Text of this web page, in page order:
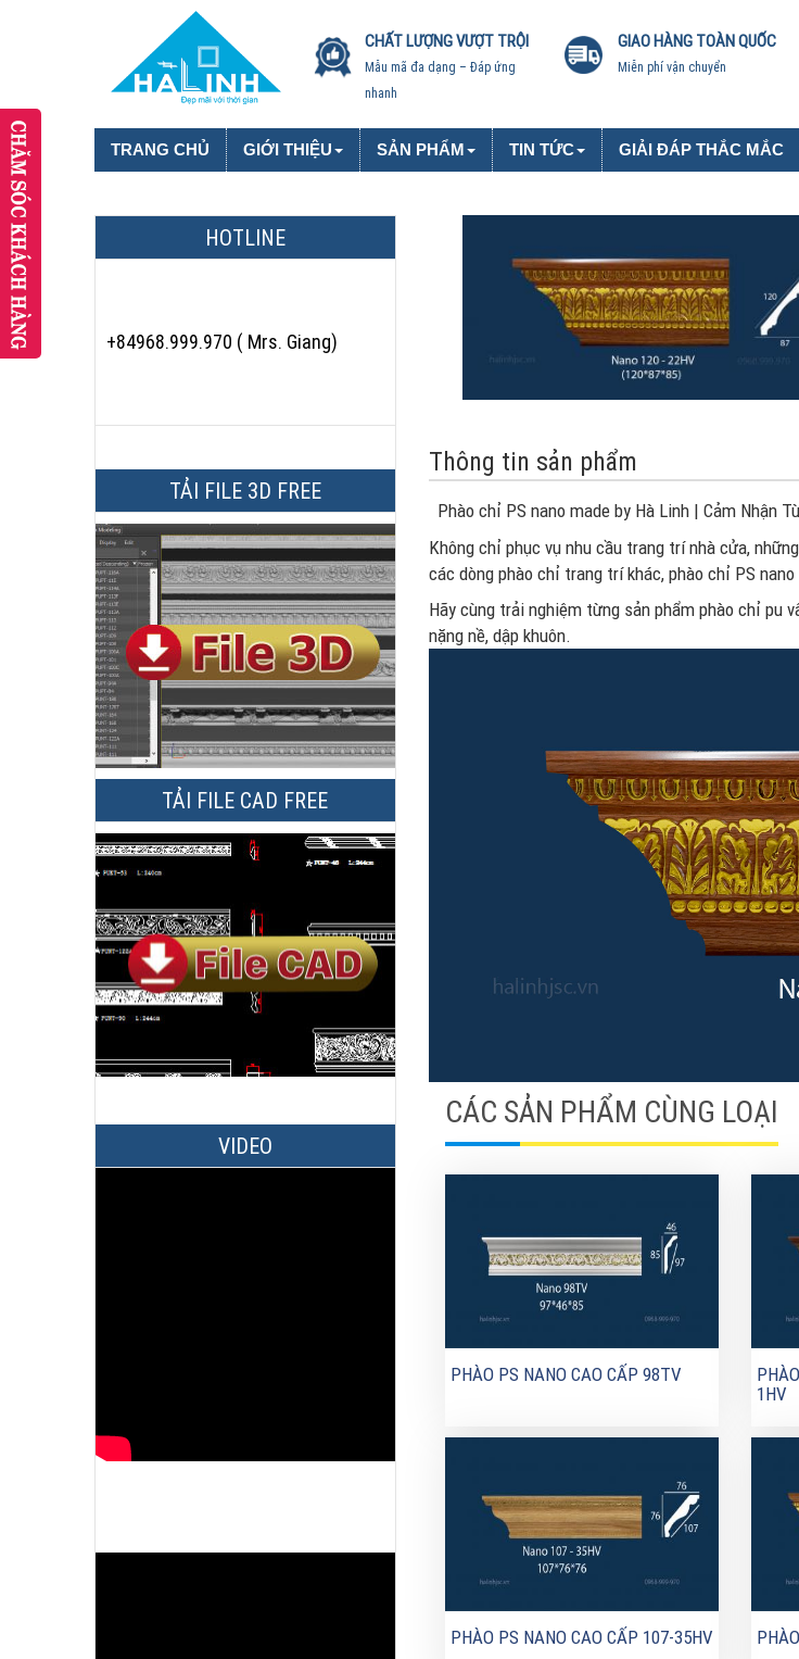
CHẤT LƯỢNG VƯỢT TRỘI
Mẫu mã đa dạng – Đáp ứng
nhanh
GIAO HÀNG TOÀN QUỐC
Miễn phí vận chuyển
TRANG CHỦ GIỚI THIỆU SẢN PHẨM TIN TỨC GIẢI ĐÁP THẮC MẮC
Thông tin sản phẩm
Phào chỉ PS nano made by Hà Linh | Cảm Nhận
Không chỉ phục vụ nhu cầu trang trí nhà cửa,
các dòng phào chỉ trang trí khác, phào chỉ PS
Hãy cùng trải nghiệm từng sản phẩm phào chỉ pu
nặng nề, dập khuôn.
CÁC SẢN PHẨM CÙNG LOẠI
PHÀO PS NANO CAO CẤP 98TV
1HV
PHÀO PS NANO CAO CẤP 107-35HV
HOTLINE
+84968.999.970 ( Mrs. Giang)
TẢI FILE 3D FREE
TẢI FILE CAD FREE
VIDEO